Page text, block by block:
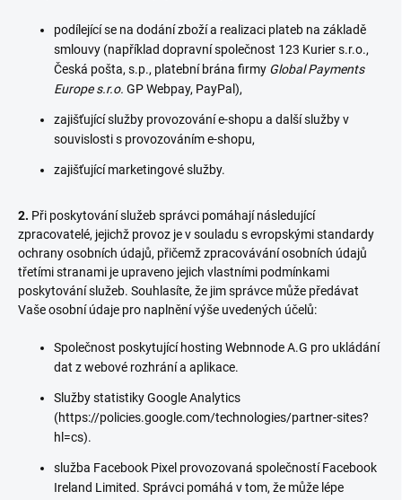
podílející se na dodání zboží a realizaci plateb na základě
smlouvy (například dopravní společnost 123 Kurier s.r.o.,
Česká pošta, s.p., platební brána firmy Global Payments
Europe s.r.o. GP Webpay, PayPal),
zajišťující služby provozování e-shopu a další služby v
souvislosti s provozováním e-shopu,
zajišťující marketingové služby.
2. Při poskytování služeb správci pomáhají následující
zpracovatelé, jejichž provoz je v souladu s evropskými standardy
ochrany osobních údajů, přičemž zpracovávání osobních údajů
třetími stranami je upraveno jejich vlastními podmínkami
poskytování služeb. Souhlasíte, že jim správce může předávat
Vaše osobní údaje pro naplnění výše uvedených účelů:
Společnost poskytující hosting Webnnode A.G pro ukládání
dat z webové rozhrání a aplikace.
Služby statistiky Google Analytics
(https://policies.google.com/technologies/partner-sites?
hl=cs).
služba Facebook Pixel provozovaná společností Facebook
Ireland Limited. Správci pomáhá v tom, že může lépe